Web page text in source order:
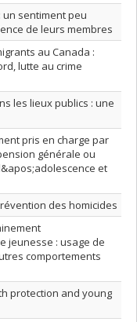
un sentiment peu
de leurs membres
au Canada :
lutte au crime
les lieux publics : une
pris en charge par
générale ou
et
des homicides
jeunesse : usage de
comportements
protection and young